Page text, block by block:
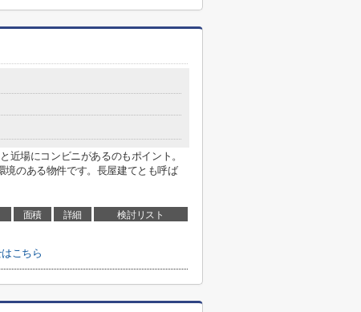
場にコンビニがあるのもポイント。
境のある物件です。長屋建てとも呼ば
面積 詳細 検討リスト
こちら